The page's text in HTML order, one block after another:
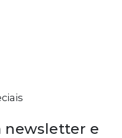
newsletter e